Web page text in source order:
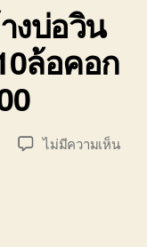
งบ่อวิน
ล้อคอก
ไม่มีความเห็นบน